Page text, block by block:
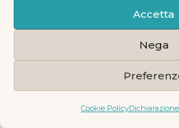
Accetta
Nega
Cookie Policy
ut,